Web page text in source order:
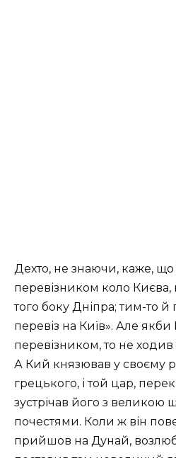
Дехто, не знаючи, каже,
перевізником коло Києва,
того боку Дніпра; тим-то й
перевіз на Київ». Але
перевізником, то не
А Кий князював у своєму
грецького, і той цар,
зустрічав його з великою
почестями. Коли ж він
прийшов на Дунай,